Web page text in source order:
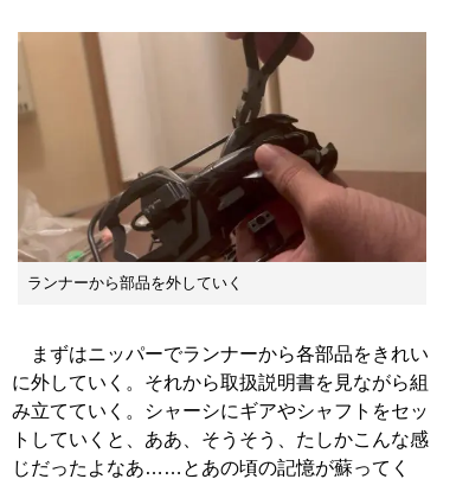
ランナーから部品を外していく
まずはニッパーでランナーから各部品をきれい
に外していく。それから取扱説明書を見ながら組
み立てていく。シャーシにギアやシャフトをセッ
トしていくと、ああ、そうそう、たしかこんな感
じだったよなあ……とあの頃の記憶が蘇ってく